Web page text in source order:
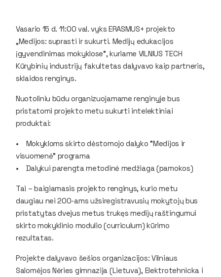
Vasario 15 d. 11:00 val. vyks ERASMUS+ projekto
„Medijos: suprasti ir sukurti. Medijų edukacijos
įgyvendinimas mokyklose", kuriame VILNIUS TECH
Kūrybinių industrijų fakultetas dalyvavo kaip partneris,
sklaidos renginys.
Nuotoliniu būdu organizuojamame renginyje bus
pristatomi projekto metu sukurti intelektiniai
produktai:
• Mokykloms skirto dėstomojo dalyko "Medijos ir
visuomenė" programa
• Dalykui parengta metodinė medžiaga (pamokos)
Tai – baigiamasis projekto renginys, kurio metu
daugiau nei 200-ams užsiregistravusių mokytojų bus
pristatytas dvejus metus trukęs medijų raštingumui
skirto mokyklinio modulio (curriculum) kūrimo
rezultatas.
Projekte dalyvavo šešios organizacijos: Vilniaus
Salomėjos Nėries gimnazija (Lietuva), Elektrotehnicka i